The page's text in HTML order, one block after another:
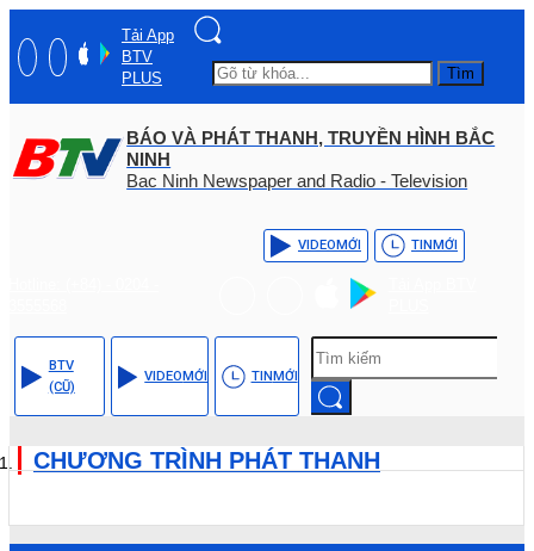
Tải App
BTV
PLUS
Tìm
BÁO VÀ PHÁT THANH, TRUYỀN HÌNH BẮC
NINH
Bac Ninh Newspaper and Radio - Television
VIDEOMỚI TINMỚI
BTV
(CŨ)
VIDEOMỚI TINMỚI
CHƯƠNG TRÌNH PHÁT THANH